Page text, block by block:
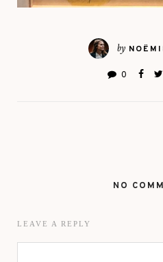
by
0
NO
LEAVE A REPLY